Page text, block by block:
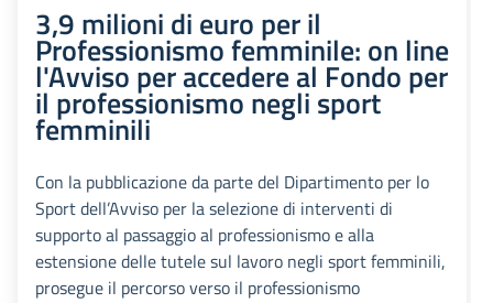
3,9 milioni di euro per il
Professionismo femminile: on line
l'Avviso per accedere al Fondo per
il professionismo negli sport
femminili
Con la pubblicazione da parte del Dipartimento per lo
Sport dell’Avviso per la selezione di interventi di
supporto al passaggio al professionismo e alla
estensione delle tutele sul lavoro negli sport femminili,
prosegue il percorso verso il professionismo